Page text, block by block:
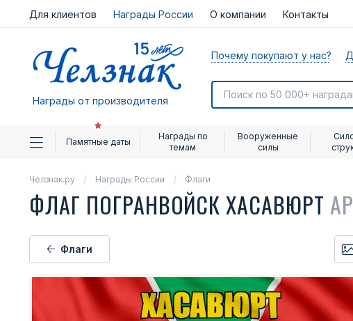
Для клиентов Награды России О компании Контакты
Награды от производителя
Почему покупают у нас?
Памятные даты
Награды по
темам
Вооруженные
силы
Челзнак.ру Награды России Флаги
ФЛАГ ПОГРАНВОЙСК ХАСАВЮРТ
Флаги